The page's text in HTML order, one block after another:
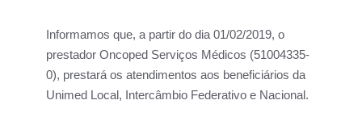
Informamos que, a partir do dia 01/02/2019, o
prestador Oncoped Serviços Médicos (51004335-
0), prestará os atendimentos aos beneficiários da
Unimed Local, Intercâmbio Federativo e Nacional.